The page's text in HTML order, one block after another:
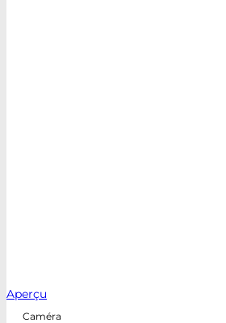
Aperçu
Caméra